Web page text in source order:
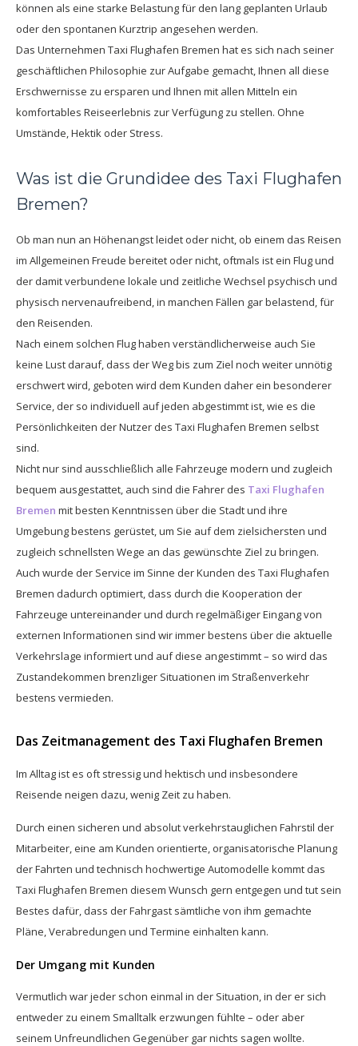
können als eine starke Belastung für den lang geplanten Urlaub
oder den spontanen Kurztrip angesehen werden.
Das Unternehmen Taxi Flughafen Bremen hat es sich nach seiner
geschäftlichen Philosophie zur Aufgabe gemacht, Ihnen all diese
Erschwernisse zu ersparen und Ihnen mit allen Mitteln ein
komfortables Reiseerlebnis zur Verfügung zu stellen. Ohne
Umstände, Hektik oder Stress.
Was ist die Grundidee des Taxi Flughafen
Bremen?
Ob man nun an Höhenangst leidet oder nicht, ob einem das Reisen
im Allgemeinen Freude bereitet oder nicht, oftmals ist ein Flug und
der damit verbundene lokale und zeitliche Wechsel psychisch und
physisch nervenaufreibend, in manchen Fällen gar belastend, für
den Reisenden.
Nach einem solchen Flug haben verständlicherweise auch Sie
keine Lust darauf, dass der Weg bis zum Ziel noch weiter unnötig
erschwert wird, geboten wird dem Kunden daher ein besonderer
Service, der so individuell auf jeden abgestimmt ist, wie es die
Persönlichkeiten der Nutzer des Taxi Flughafen Bremen selbst
sind.
Nicht nur sind ausschließlich alle Fahrzeuge modern und zugleich
bequem ausgestattet, auch sind die Fahrer des Taxi Flughafen
Bremen mit besten Kenntnissen über die Stadt und ihre
Umgebung bestens gerüstet, um Sie auf dem zielsichersten und
zugleich schnellsten Wege an das gewünschte Ziel zu bringen.
Auch wurde der Service im Sinne der Kunden des Taxi Flughafen
Bremen dadurch optimiert, dass durch die Kooperation der
Fahrzeuge untereinander und durch regelmäßiger Eingang von
externen Informationen sind wir immer bestens über die aktuelle
Verkehrslage informiert und auf diese angestimmt – so wird das
Zustandekommen brenzliger Situationen im Straßenverkehr
bestens vermieden.
Das Zeitmanagement des Taxi Flughafen Bremen
Im Alltag ist es oft stressig und hektisch und insbesondere
Reisende neigen dazu, wenig Zeit zu haben.
Durch einen sicheren und absolut verkehrstauglichen Fahrstil der
Mitarbeiter, eine am Kunden orientierte, organisatorische Planung
der Fahrten und technisch hochwertige Automodelle kommt das
Taxi Flughafen Bremen diesem Wunsch gern entgegen und tut sein
Bestes dafür, dass der Fahrgast sämtliche von ihm gemachte
Pläne, Verabredungen und Termine einhalten kann.
Der Umgang mit Kunden
Vermutlich war jeder schon einmal in der Situation, in der er sich
entweder zu einem Smalltalk erzwungen fühlte – oder aber
seinem Unfreundlichen Gegenüber gar nichts sagen wollte.